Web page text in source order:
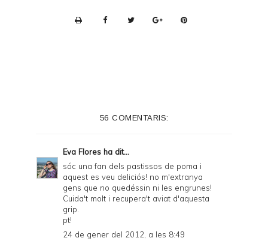
r
i
e
d
56 COMENTARIS:
Eva Flores ha dit...
sóc una fan dels pastissos de poma i
aquest es veu deliciós! no m'extranya
gens que no quedéssin ni les engrunes!
Cuida't molt i recupera't aviat d'aquesta
grip.
pt!
24 de gener del 2012, a les 8:49